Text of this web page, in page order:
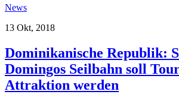
News
13 Okt, 2018
Dominikanische Republik:
Domingos Seilbahn soll
Attraktion werden